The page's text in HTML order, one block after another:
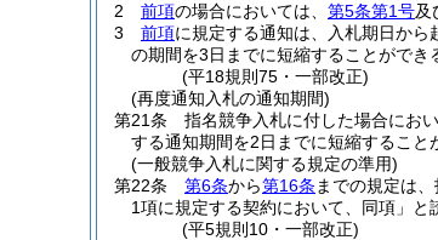
2
前項の場合においては、 第5条第1号及
3
前項に規定する通知は、入札期日から
の期間を3日までに短縮することができ
(平18規則75・一部改正)
(再度通知入札の通知期間)
第21条
指名競争入札に付した場合にお
する通知期間を2日までに短縮すること
(一般競争入札に関する規定の準用)
第22条
第6条から第16条 までの規定は
1項に規定する契約において、同項」と
(平5規則10・一部改正)